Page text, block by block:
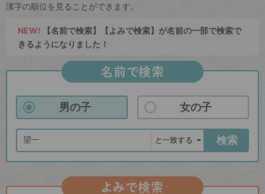
漢字の順位を見ることができます。
NEW! 【名前で検索】【よみで検索】が名前の一部で検索で
きるようになりました！
名前で検索
男の子 女の子
検索
よみで検索